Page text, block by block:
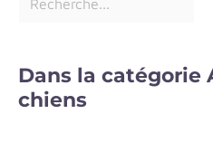
Dans la catégorie
chiens